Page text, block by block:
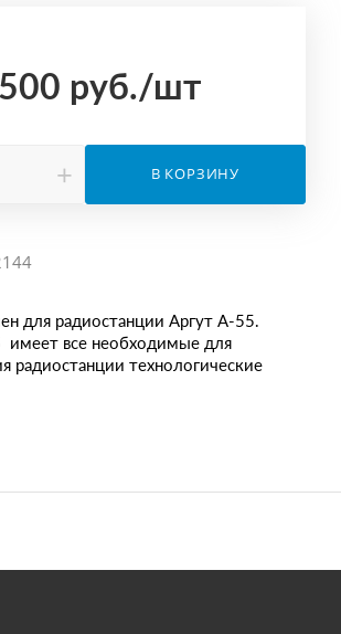
для радиостанции Аргут А-55.
имеет все необходимые для
радиостанции технологические
руб./шт
+ В КОРЗИНУ